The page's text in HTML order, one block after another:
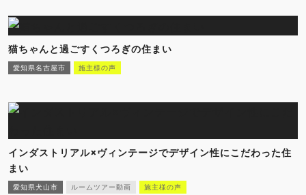
猫ちゃんと過ごすくつろぎの住まい
愛知県名古屋市 施主様の声
インダストリアル×ヴィンテージでデザイン性にこだわった住
まい
愛知県犬山市 ルームツアー動画 施主様の声